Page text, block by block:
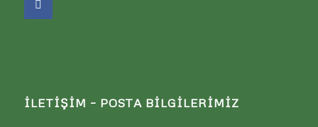
İLETIŞIM – POSTA BILGILERIMIZ